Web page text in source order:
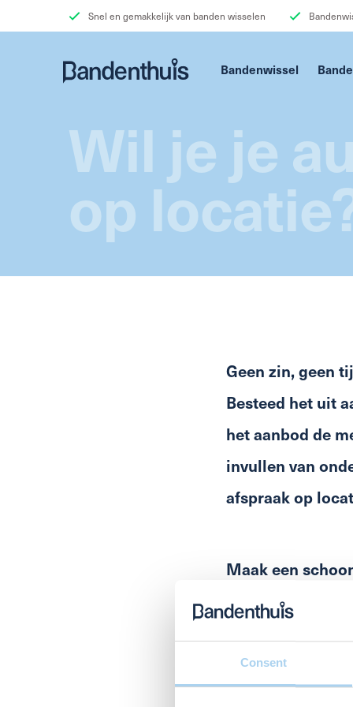
Consent
Snel en gemakkelijk van banden wisselen
Bandenwissel
Wil je je
op
Geen zin, geen
Besteed het uit
het aanbod de
invullen van
afspraak op
Maak een
Naam *